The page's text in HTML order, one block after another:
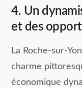
4. Un
et des
La Roche-sur-
charme
économique